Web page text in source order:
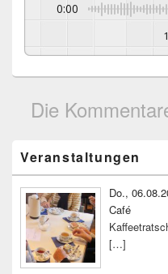
0:00
Die
Seitenleisten-
Widgetbereich
Veranstaltungen
Do.,
Café
[…]